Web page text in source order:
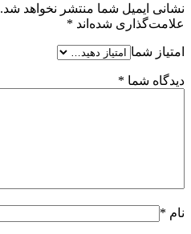
نشانی ایمیل شما منتشر نخواهد شد.
علامت‌گذاری شده‌اند *
امتیاز شما
دیدگاه شما *
نام *